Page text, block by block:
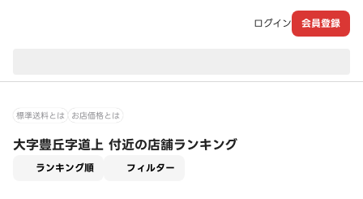
ログイン 会員登録
標準送料とは お店価格とは
大字豊丘字道上 付近の店舗ランキング
ランキング順 フィルター